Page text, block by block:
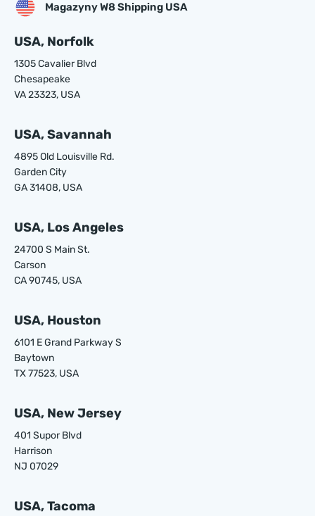
Magazyny W8 Shipping USA
USA, Norfolk
1305 Cavalier Blvd
Chesapeake
VA 23323, USA
USA, Savannah
4895 Old Louisville Rd.
Garden City
GA 31408, USA
USA, Los Angeles
24700 S Main St.
Carson
CA 90745, USA
USA, Houston
6101 E Grand Parkway S
Baytown
TX 77523, USA
USA, New Jersey
401 Supor Blvd
Harrison
NJ 07029
USA, Tacoma